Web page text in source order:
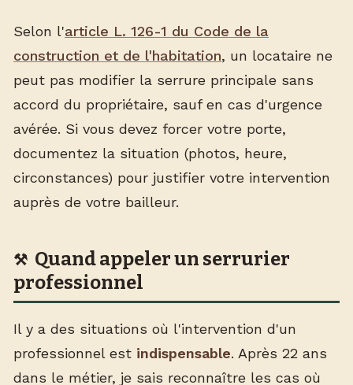
Selon l'article L. 126-1 du Code de la
construction et de l'habitation, un locataire ne
peut pas modifier la serrure principale sans
accord du propriétaire, sauf en cas d'urgence
avérée. Si vous devez forcer votre porte,
documentez la situation (photos, heure,
circonstances) pour justifier votre intervention
auprès de votre bailleur.
Quand appeler un serrurier
professionnel
Il y a des situations où l'intervention d'un
professionnel est indispensable. Après 22 ans
dans le métier, je sais reconnaître les cas où